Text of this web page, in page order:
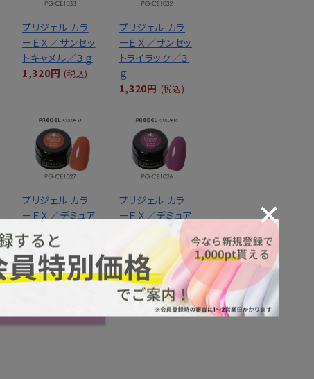
プリジェル カラ
ーＥＸ／サンセッ
トキャメル／３ｇ
1,320円 (税込)
プリジェル カラ
ーＥＸ／サンセッ
トライラック／３
ｇ
1,320円 (税込)
プリジェル カラ
ーＥＸ／デミュア
アンバー／３ｇ
1,320円
プリジェル カラ
ーＥＸ／デミュア
1,320円
(税込)